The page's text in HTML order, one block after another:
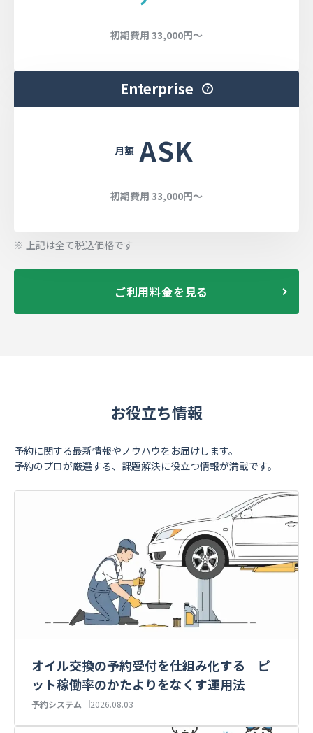
初期費用 33,000円〜
Enterprise
月額 ASK
初期費用 33,000円〜
※ 上記は全て税込価格です
ご利用料金を見る
お役立ち情報
予約に関する最新情報やノウハウをお届けします。
予約のプロが厳選する、課題解決に役立つ情報が満載です。
オイル交換の予約受付を仕組み化する｜ピ
ット稼働率のかたよりをなくす運用法
予約システム 2026.08.03